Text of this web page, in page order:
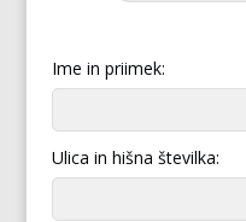
Ime in priimek:
Ulica in hišna številka: